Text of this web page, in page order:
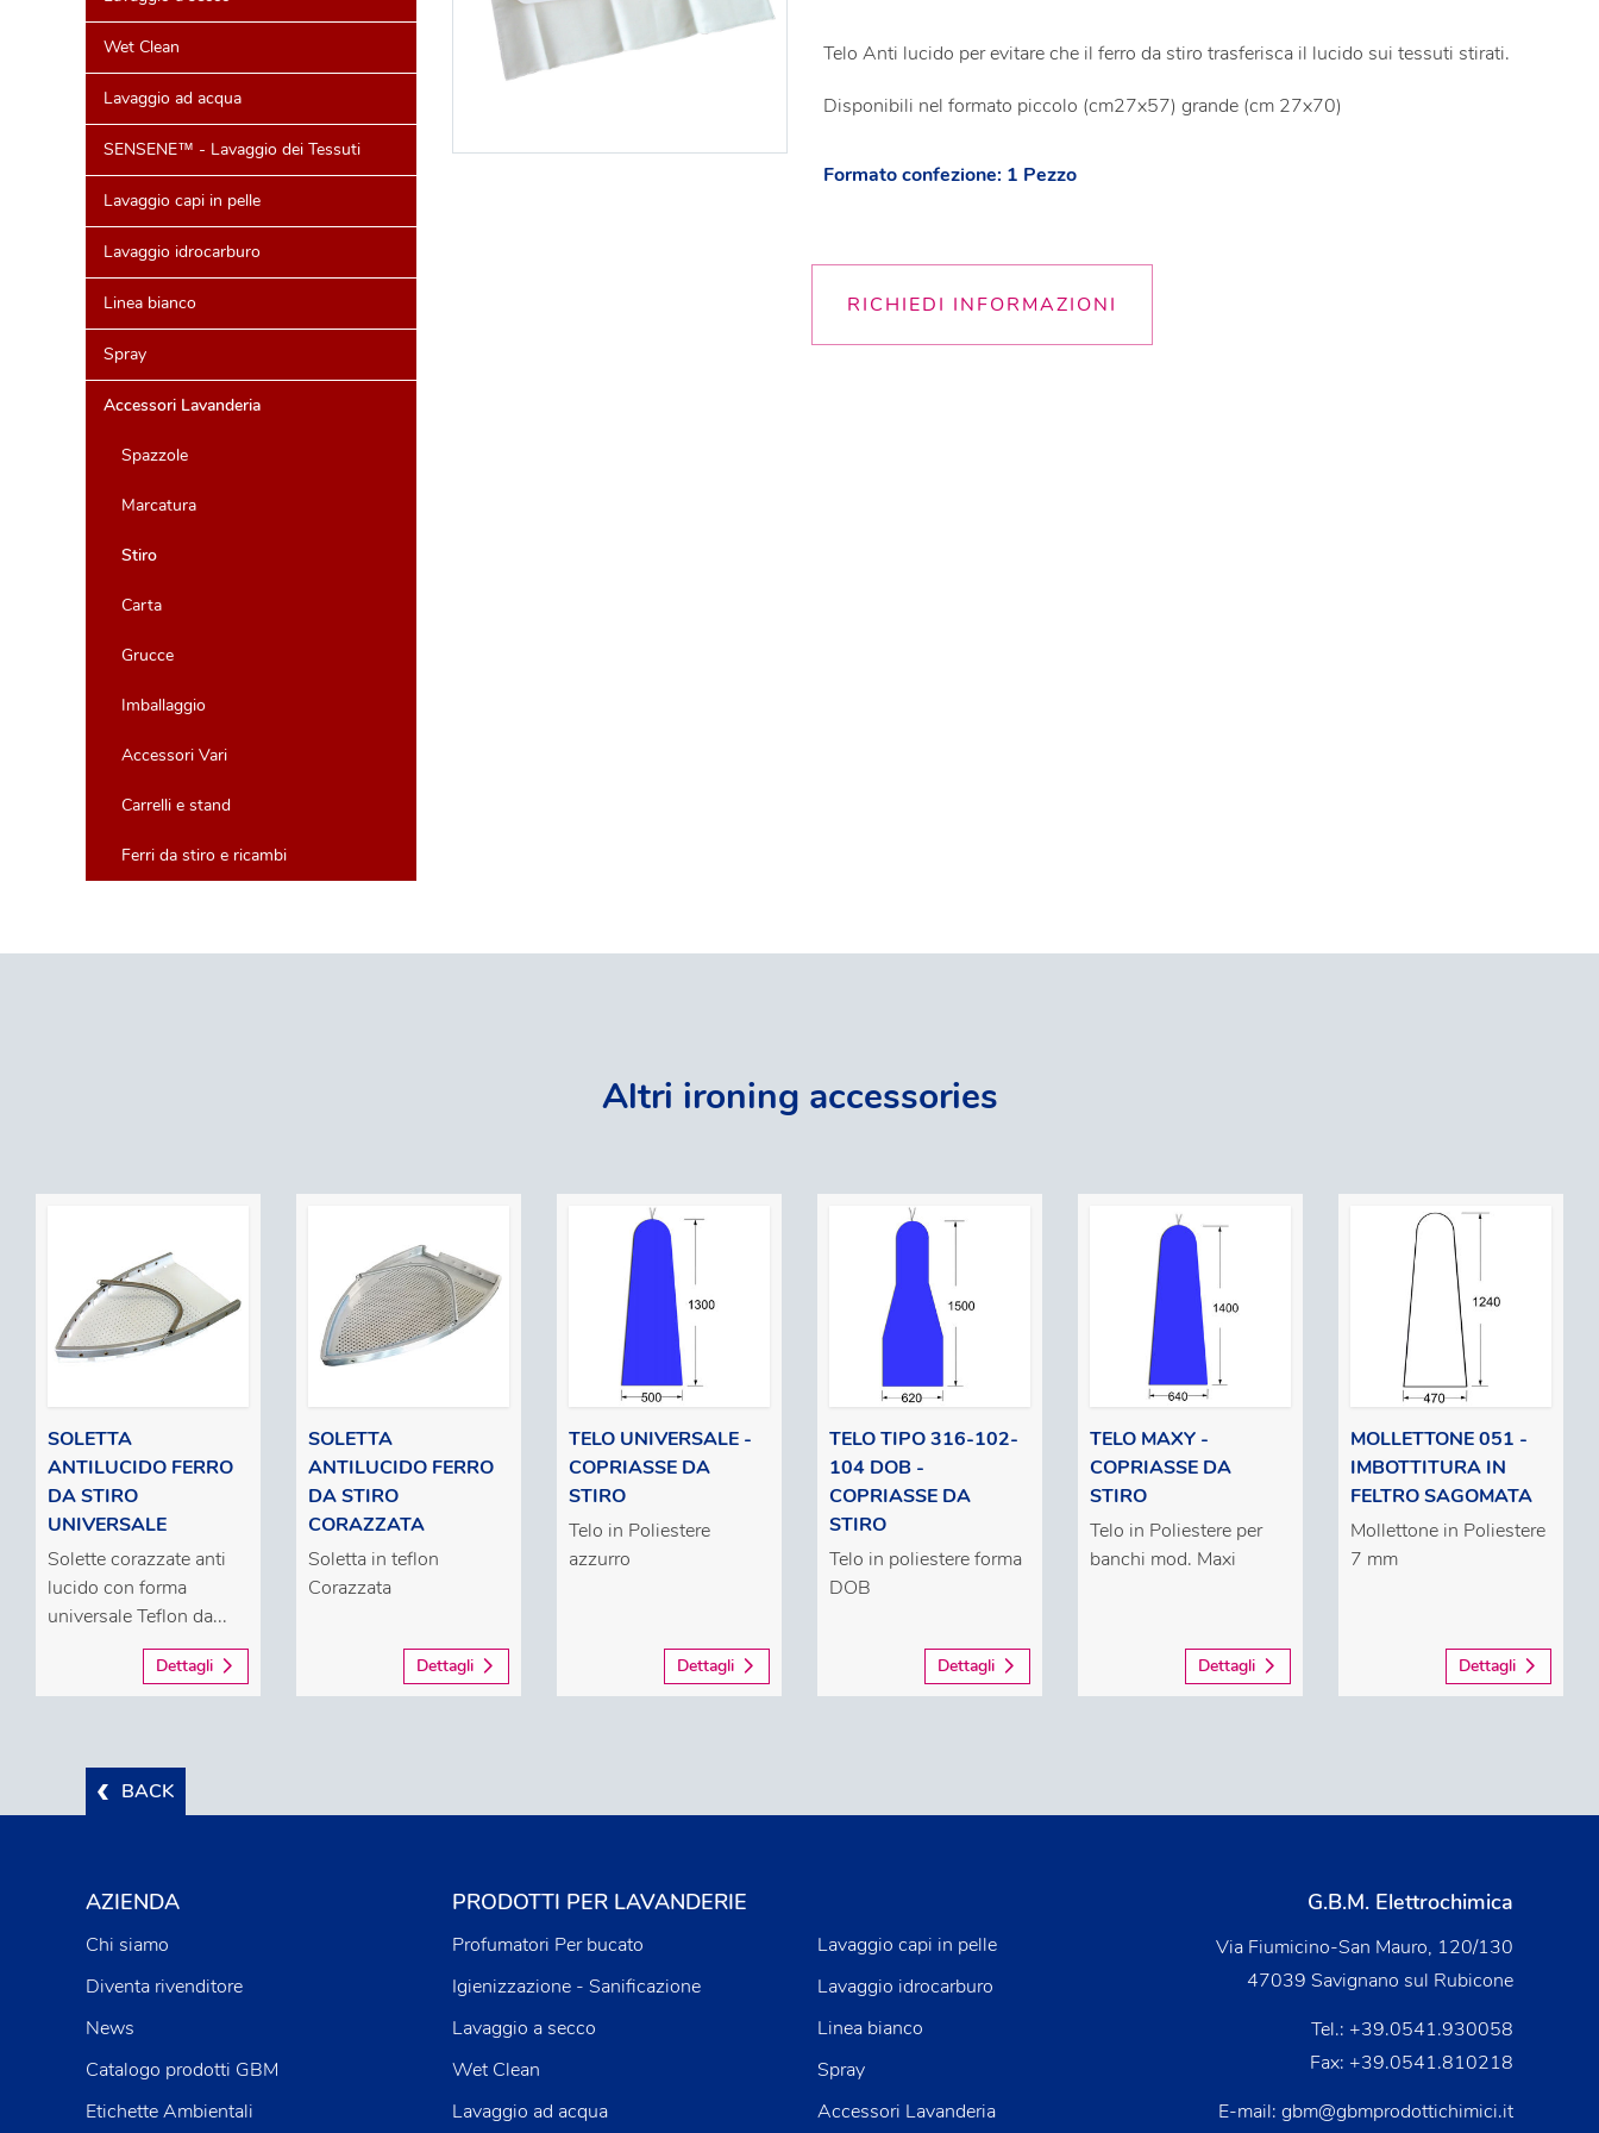
Wet Clean
Lavaggio ad acqua
SENSENE™ - Lavaggio dei Tessuti
Lavaggio capi in pelle
Lavaggio idrocarburo
Linea bianco
Spray
Accessori Lavanderia
Spazzole
Marcatura
Stiro
Carta
Grucce
Imballaggio
Accessori Vari
Carrelli e stand
Ferri da stiro e ricambi
Telo Anti lucido per evitare che il ferro da stiro trasferisca il lucido sui tessuti stirati.
Disponibili nel formato piccolo (cm27x57) grande (cm 27x70)
Formato confezione: 1 Pezzo
RICHIEDI INFORMAZIONI
Altri ironing accessories
SOLETTA
ANTILUCIDO FERRO
DA STIRO
UNIVERSALE
Solette corazzate anti
lucido con forma
universale Teflon da...
Dettagli
SOLETTA
ANTILUCIDO FERRO
DA STIRO
CORAZZATA
Soletta in teflon
Corazzata
Dettagli
TELO UNIVERSALE -
COPRIASSE DA
STIRO
Telo in Poliestere
azzurro
Dettagli
TELO TIPO 316-102-
104 DOB -
COPRIASSE DA
STIRO
Telo in poliestere forma
DOB
Dettagli
TELO MAXY -
COPRIASSE DA
STIRO
Telo in Poliestere per
banchi mod. Maxi
Dettagli
MOLLETTONE 051 -
IMBOTTITURA IN
FELTRO SAGOMATA
Mollettone in Poliestere
7 mm
Dettagli
BACK
PRODOTTI PER LAVANDERIE
Profumatori Per bucato
Igienizzazione - Sanificazione
Lavaggio a secco
Wet Clean
Lavaggio ad acqua
Lavaggio capi in pelle
Lavaggio idrocarburo
Linea bianco
Spray
Accessori Lavanderia
AZIENDA
Chi siamo
Diventa rivenditore
News
Catalogo prodotti GBM
Etichette Ambientali
G.B.M. Elettrochimica
Via Fiumicino-San Mauro, 120/130
47039 Savignano sul Rubicone
Tel.: +39.0541.930058
Fax: +39.0541.810218
E-mail: gbm@gbmprodottichimici.it